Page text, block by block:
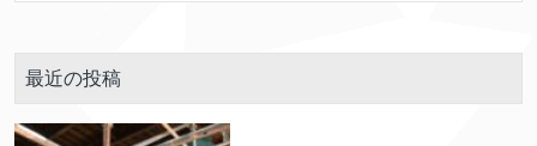
最近の投稿